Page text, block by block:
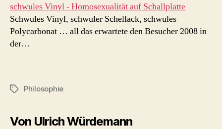
schwules Vinyl - Homosexualität auf Schallplatte
Schwules Vinyl, schwuler Schellack, schwules
Polycarbonat … all das erwartete den Besucher 2008 in
der…
Schlagwörter
Philosophie
Von Ulrich Würdemann